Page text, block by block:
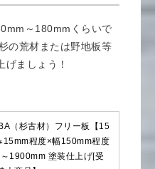
～180mmくらいで
の荒材または野地板等
げましょう！
（杉古材）フリー板【15
15mm程度×幅150mm程度
1900mm 塗装仕上げ[受